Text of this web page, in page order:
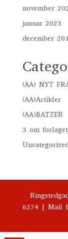
november
januar 2023
december
(AA) NYT
(AA)Artikler
(AA)BATZER
3 om forlaget
6274 | Mail